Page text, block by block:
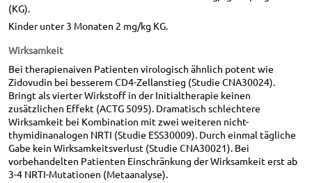
(KG).
Kinder unter 3 Monaten 2 mg/kg KG.
Wirksamkeit
Bei therapienaiven Patienten virologisch ähnlich potent wie
Zidovudin bei besserem CD4-Zellanstieg (Studie CNA30024).
Bringt als vierter Wirkstoff in der Initialtherapie keinen
zusätzlichen Effekt (ACTG 5095). Dramatisch schlechtere
Wirksamkeit bei Kombination mit zwei weiteren nicht-
thymidinanalogen NRTI (Studie ESS30009). Durch einmal tägliche
Gabe kein Wirksamkeitsverlust (Studie CNA30021). Bei
vorbehandelten Patienten Einschränkung der Wirksamkeit erst ab
3-4 NRTI-Mutationen (Metaanalyse).